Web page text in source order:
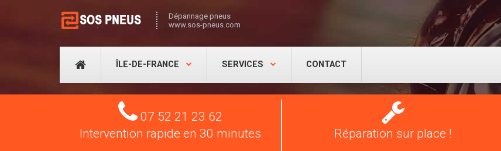
Dépannage pneus
www.sos-pneus.com
ÎLE-DE-FRANCE SERVICES CONTACT
Tel
07 52 21 23 62
Intervention rapide en 30 minutes
Réparation
pneus
Réparation sur place !